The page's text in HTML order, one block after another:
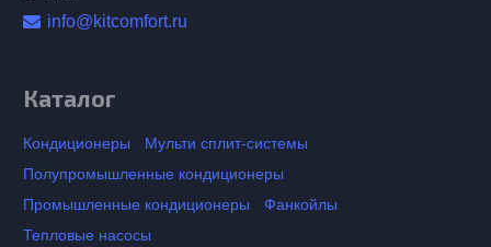
info@kitcomfort.ru
Каталог
Кондиционеры
Мульти сплит-системы
Полупромышленные кондиционеры
Промышленные кондиционеры
Фанкойлы
Тепловые насосы